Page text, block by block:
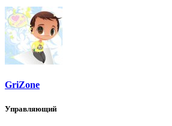
GriZone
Управляющий